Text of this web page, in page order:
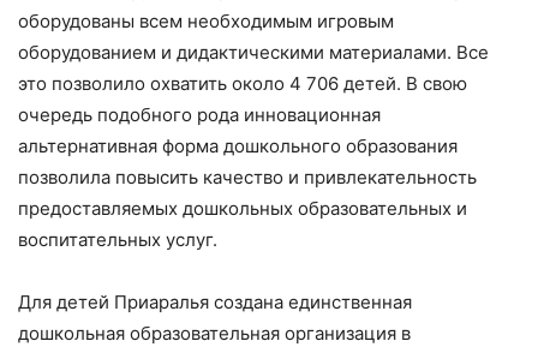
оборудованы всем необходимым игровым
оборудованием и дидактическими материалами. Все
это позволило охватить около 4 706 детей. В свою
очередь подобного рода инновационная
альтернативная форма дошкольного образования
позволила повысить качество и привлекательность
предоставляемых дошкольных образовательных и
воспитательных услуг.
Для детей Приаралья создана единственная
дошкольная образовательная организация в